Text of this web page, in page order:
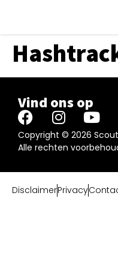
Vind ons op
Copyright © 2026
Alle rechten
DisclaimerPrivacy